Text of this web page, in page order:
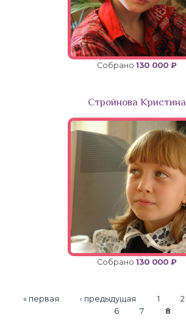
Собрано 130 000 ₽
Стройнова Кристина
Собрано 130 000 ₽
Страницы
« первая ‹ предыдущая 1 2
6
7 8